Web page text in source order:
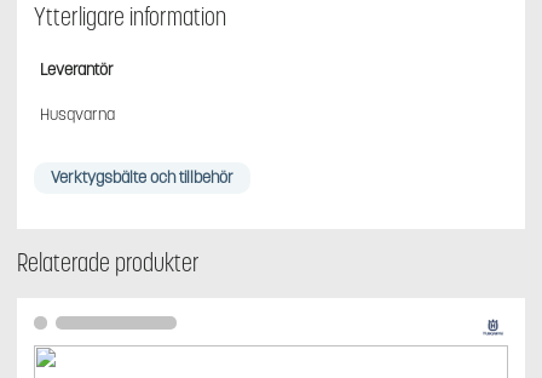
Ytterligare information
Leverantör
Husqvarna
Verktygsbälte och tillbehör
Relaterade produkter